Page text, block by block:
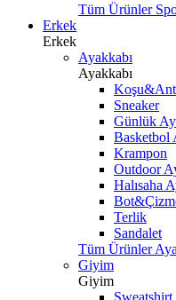
Tüm Ürünler
Erkek
Erkek
Ayakkabı
Ayakkabı
Sneaker
Günlük
Basketbol
Krampon
Outdoor
Halısaha
Terlik
Sandalet
Tüm Ürünler
Giyim
Giyim
Sweatshirt